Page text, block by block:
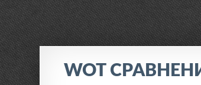
WOT